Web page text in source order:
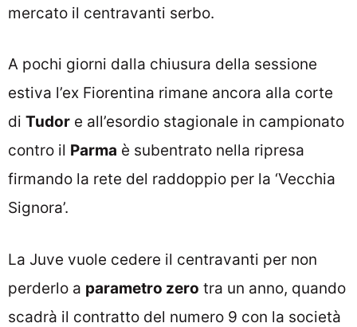
mercato il centravanti serbo.
A pochi giorni dalla chiusura della sessione
estiva l’ex Fiorentina rimane ancora alla corte
di Tudor e all’esordio stagionale in campionato
contro il Parma è subentrato nella ripresa
firmando la rete del raddoppio per la ‘Vecchia
Signora’.
La Juve vuole cedere il centravanti per non
perderlo a parametro zero tra un anno, quando
scadrà il contratto del numero 9 con la società